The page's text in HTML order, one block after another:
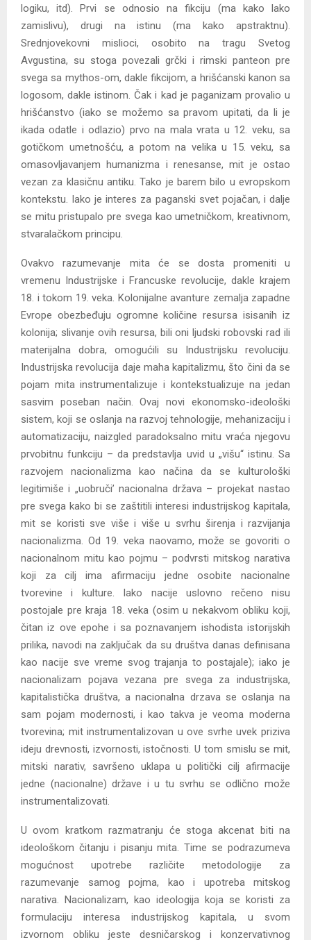
logiku, itd). Prvi se odnosio na fikciju (ma kako lako
zamislivu), drugi na istinu (ma kako apstraktnu).
Srednjovekovni mislioci, osobito na tragu Svetog
Avgustina, su stoga povezali grčki i rimski panteon pre
svega sa mythos-om, dakle fikcijom, a hrišćanski kanon sa
logosom, dakle istinom. Čak i kad je paganizam provalio u
hrišćanstvo (iako se možemo sa pravom upitati, da li je
ikada odatle i odlazio) prvo na mala vrata u 12. veku, sa
gotičkom umetnošću, a potom na velika u 15. veku, sa
omasovljavanjem humanizma i renesanse, mit je ostao
vezan za klasičnu antiku. Tako je barem bilo u evropskom
kontekstu. Iako je interes za paganski svet pojačan, i dalje
se mitu pristupalo pre svega kao umetničkom, kreativnom,
stvaralačkom principu.
Ovakvo razumevanje mita će se dosta promeniti u
vremenu Industrijske i Francuske revolucije, dakle krajem
18. i tokom 19. veka. Kolonijalne avanture zemalja zapadne
Evrope obezbeđuju ogromne količine resursa isisanih iz
kolonija; slivanje ovih resursa, bili oni ljudski robovski rad ili
materijalna dobra, omogućili su Industrijsku revoluciju.
Industrijska revolucija daje maha kapitalizmu, što čini da se
pojam mita instrumentalizuje i kontekstualizuje na jedan
sasvim poseban način. Ovaj novi ekonomsko-ideološki
sistem, koji se oslanja na razvoj tehnologije, mehanizaciju i
automatizaciju, naizgled paradoksalno mitu vraća njegovu
prvobitnu funkciju – da predstavlja uvid u „višu“ istinu. Sa
razvojem nacionalizma kao načina da se kulturološki
legitimiše i „uobruči’ nacionalna država – projekat nastao
pre svega kako bi se zaštitili interesi industrijskog kapitala,
mit se koristi sve više i više u svrhu širenja i razvijanja
nacionalizma. Od 19. veka naovamo, može se govoriti o
nacionalnom mitu kao pojmu – podvrsti mitskog narativa
koji za cilj ima afirmaciju jedne osobite nacionalne
tvorevine i kulture. Iako nacije uslovno rečeno nisu
postojale pre kraja 18. veka (osim u nekakvom obliku koji,
čitan iz ove epohe i sa poznavanjem ishodista istorijskih
prilika, navodi na zaključak da su društva danas definisana
kao nacije sve vreme svog trajanja to postajale); iako je
nacionalizam pojava vezana pre svega za industrijska,
kapitalistička društva, a nacionalna drzava se oslanja na
sam pojam modernosti, i kao takva je veoma moderna
tvorevina; mit instrumentalizovan u ove svrhe uvek priziva
ideju drevnosti, izvornosti, istočnosti. U tom smislu se mit,
mitski narativ, savršeno uklapa u politički cilj afirmacije
jedne (nacionalne) države i u tu svrhu se odlično može
instrumentalizovati.
U ovom kratkom razmatranju će stoga akcenat biti na
ideološkom čitanju i pisanju mita. Time se podrazumeva
mogućnost upotrebe različite metodologije za
razumevanje samog pojma, kao i upotreba mitskog
narativa. Nacionalizam, kao ideologija koja se koristi za
formulaciju interesa industrijskog kapitala, u svom
izvornom obliku jeste desničarskog i konzervativnog